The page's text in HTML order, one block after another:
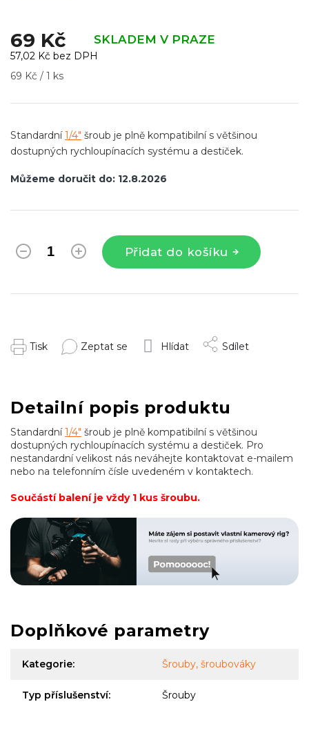
69 Kč SKLADEM V PRAZE
57,02 Kč bez DPH
Měrná
69 Kč / 1 ks
Můžeme doručit do: 12.8.2026
Přidat do košíku
Standardní1/4" šroub je plně kompatibilní s většinou
dostupných rychloupínacích systému a destiček.
Tisk Zeptat se Hlídat Sdílet
Detailní popis produktu
Standardní1/4" šroub je plně kompatibilní s většinou
dostupných rychloupínacích systému a destiček. Pro
nestandardní velikost nás neváhejte kontaktovat e-mailem
nebo na telefonním čísle uvedeném v kontaktech.
Součástí balení je vždy 1 kus šroubu.
Doplňkové parametry
Kategorie: Šrouby, šroubováky
Typ příslušenství: Šrouby